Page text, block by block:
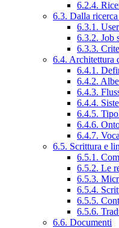
6.2.4.
6.3. Dalla
6.3.1.
6.3.2. Job
6.3.3.
6.4. Architettura
6.4.1.
6.4.2.
6.4.3.
6.4.4.
6.4.5.
6.4.6.
6.4.7.
6.5. Scrittura e
6.5.1.
6.5.2. Le
6.5.3.
6.5.4.
6.5.5.
6.5.6.
6.6. Documenti